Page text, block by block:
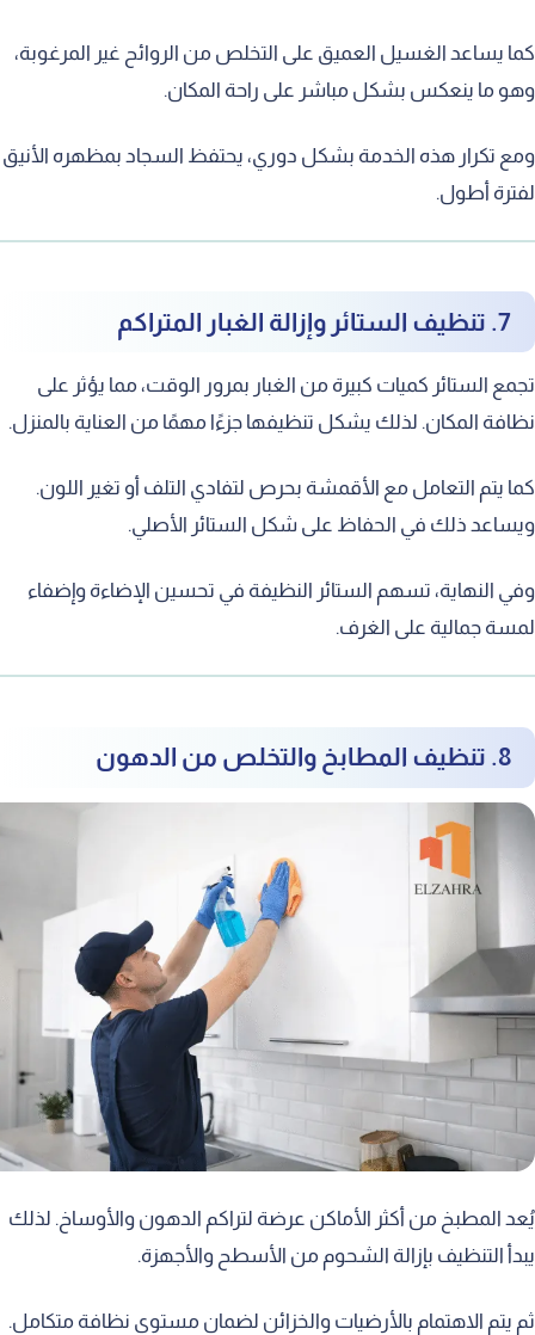
يساعد الغسيل العميق على التخلص من الروائح غير المرغوبة،
ما ينعكس بشكل مباشر على راحة المكان.
تكرار هذه الخدمة بشكل دوري، يحتفظ السجاد بمظهره الأنيق
أطول.
الستائر كميات كبيرة من الغبار بمرور الوقت، مما يؤثر على
المكان. لذلك يشكل تنظيفها جزءًا مهمًا من العناية بالمنزل.
يتم التعامل مع الأقمشة بحرص لتفادي التلف أو تغير اللون.
ذلك في الحفاظ على شكل الستائر الأصلي.
النهاية، تسهم الستائر النظيفة في تحسين الإضاءة وإضفاء
جمالية على الغرف.
المطبخ من أكثر الأماكن عرضة لتراكم الدهون والأوساخ. لذلك
التنظيف بإزالة الشحوم من الأسطح والأجهزة.
يتم الاهتمام بالأرضيات والخزائن لضمان مستوى نظافة متكامل.